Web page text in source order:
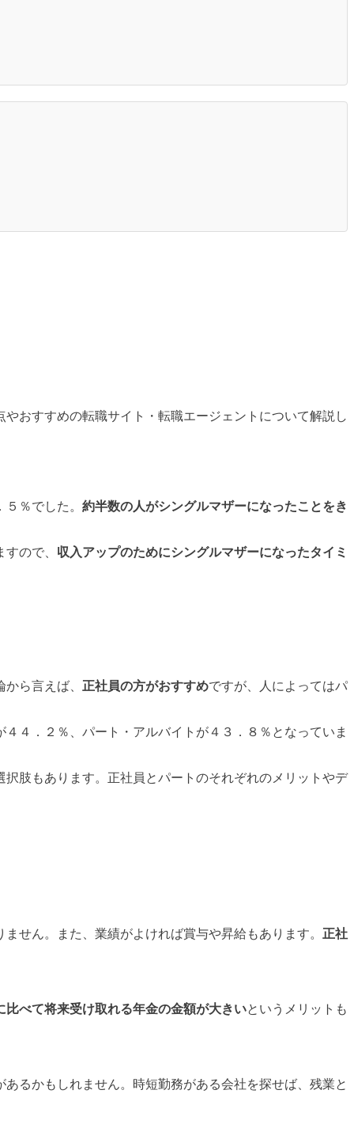
おすすめの転職サイト・転職エージェントについて解説し
％でした。 約半数の人がシングルマザーになったことをき
ので、 収入アップのためにシングルマザーになったタイミ
ら言えば、 正社員の方がおすすめですが、人によってはパ
４．２％、パート・アルバイトが４３．８％となっていま
肢もあります。正社員とパートのそれぞれのメリットやデ
せん。また、業績がよければ賞与や昇給もあります。 正社
比べて将来受け取れる年金の金額が大きいというメリットも
るかもしれません。時短勤務がある会社を探せば、残業と